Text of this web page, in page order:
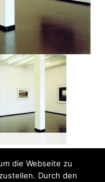
die Webseite zu
Durch den